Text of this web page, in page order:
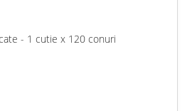
- 1 cutie x 120 conuri